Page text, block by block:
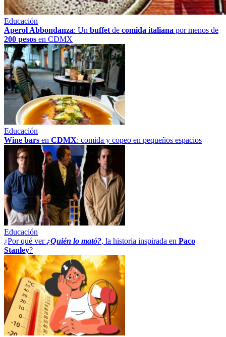
Educación
Aperol Abbondanza: Un buffet de comida italiana por menos de
200 pesos en CDMX
Educación
Wine bars en CDMX: comida y copeo en pequeños espacios
Educación
¿Por qué ver ¿Quién lo mató?, la historia inspirada en Paco
Stanley?